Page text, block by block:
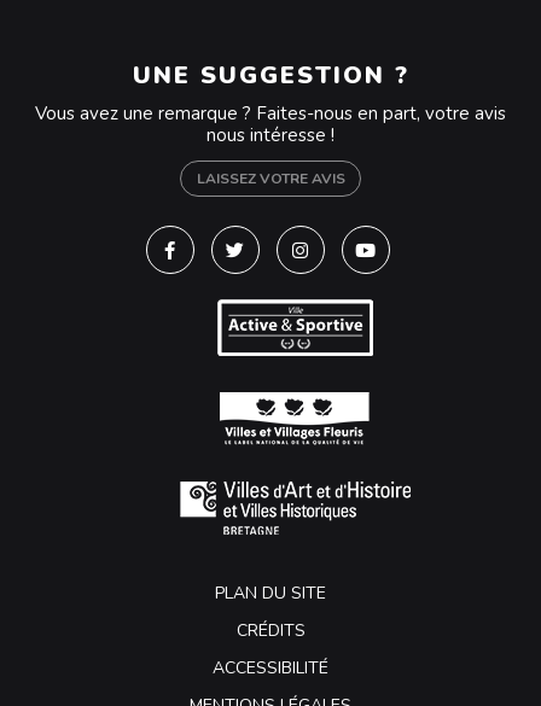
UNE SUGGESTION ?
Vous avez une remarque ? Faites-nous en part, votre avis
nous intéresse !
LAISSEZ VOTRE AVIS
Lien vers le compte Facebook
Lien vers le compte Twitter
Lien vers le compte
Lien vers la chaîne
PLAN DU SITE
CRÉDITS
ACCESSIBILITÉ